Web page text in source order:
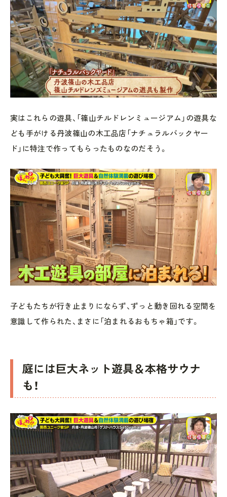
実はこれらの遊具、「篠山チルドレンミュージアム」の遊具な
ども手がける丹波篠山の木工品店「ナチュラルバックヤー
ド」に特注で作ってもらったものなのだそう。
子どもたちが行き止まりにならず、ずっと動き回れる空間を
意識して作られた、まさに「泊まれるおもちゃ箱」です。
庭には巨大ネット遊具＆本格サウナ
も！